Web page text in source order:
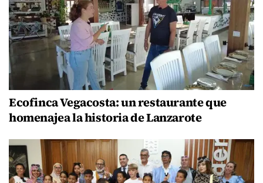
Ecofinca Vegacosta: un restaurante que
homenajea la historia de Lanzarote